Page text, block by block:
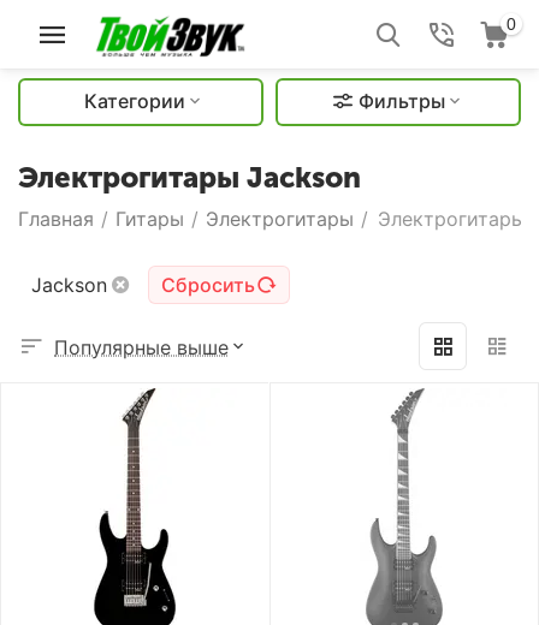
0
Категории Фильтры
Электрогитары Jackson
Главная / Гитары / Электрогитары / Электрогитары
Jackson Сбросить
Популярные выше